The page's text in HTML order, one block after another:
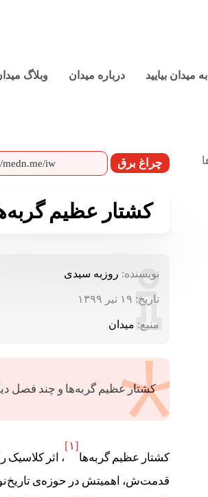
به میدان بیایید درباره میدان وبلاگ
چراغ برق
کشتار عظیم
نویسنده: روزبه سیدی
تاریخ: ۱۹ تیر ۱۳۹۹
منبع: میدان
کشتار عظیم گربه‌ها و چند فصل
کشتار عظیم گربه‌ها
[۱]
، اثر
قدمت‌ش، اهمیتش در حوزه‌ی